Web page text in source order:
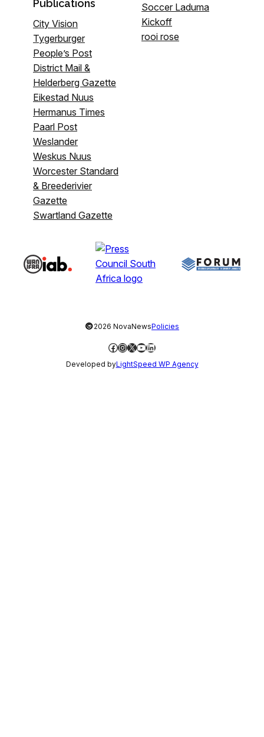
Publications
City Vision
Tygerburger
People’s Post
District Mail &
Helderberg Gazette
Eikestad Nuus
Hermanus Times
Paarl Post
Weslander
Weskus Nuus
Worcester Standard
& Breederivier
Gazette
Swartland Gazette
Soccer Laduma
Kickoff
rooi rose
©2026 NovaNewsPolicies
Facebook
Instagram
X YouTube
LinkedIn
Developed byLightSpeed WP Agency